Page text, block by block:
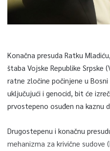
Konačna presuda Ratku
štaba Vojske Republike Srpske
ratne zločine počinjene u Bosni
uključujući i genocid, bit će
prvostepeno osuđen na kaznu
Drugostepenu i konačnu
mehanizma za krivične sudove